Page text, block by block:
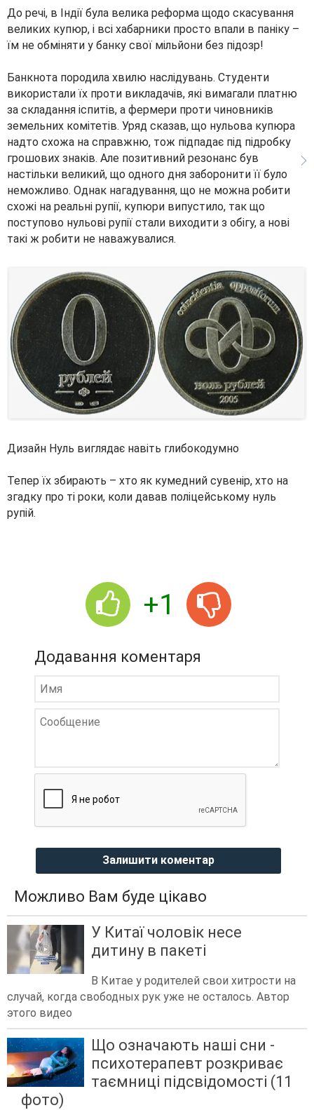
До речі, в Індії була велика реформа щодо скасування
великих купюр, і всі хабарники просто впали в паніку –
їм не обміняти у банку свої мільйони без підозр!
Банкнота породила хвилю наслідувань. Студенти
використали їх проти викладачів, які вимагали платню
за складання іспитів, а фермери проти чиновників
земельних комітетів. Уряд сказав, що нульова купюра
надто схожа на справжню, тож підпадає під підробку
грошових знаків. Але позитивний резонанс був
настільки великий, що одного дня заборонити її було
неможливо. Однак нагадування, що не можна робити
схожі на реальні рупії, купюри випустило, так що
поступово нульові рупії стали виходити з обігу, а нові
такі ж робити не наважувалися.
Дизайн Нуль виглядає навіть глибокодумно
Тепер їх збирають – хто як кумедний сувенір, хто на
згадку про ті роки, коли давав поліцейському нуль
рупій.
+1
Додавання коментаря
Залишити коментар
Можливо Вам буде цікаво
У Китаї чоловік несе
дитину в пакеті
В Китае у родителей свои хитрости на
случай, когда свободных рук уже не осталось. Автор
этого видео
Що означають наші сни -
психотерапевт розкриває
таємниці підсвідомості (11
фото)